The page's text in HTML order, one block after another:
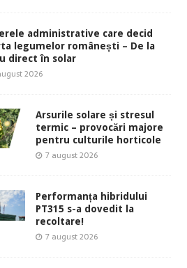
administrative care decid
legumelor românești – De la
direct în solar
2026
Arsurile solare și stresul
termic – provocări majore
pentru culturile horticole
7 august 2026
Performanța hibridului
PT315 s-a dovedit la
recoltare!
7 august 2026